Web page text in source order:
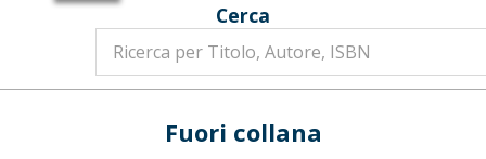
Cerca
Fuori collana